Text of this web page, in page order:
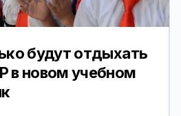
будут отдыхать
в новом учебном